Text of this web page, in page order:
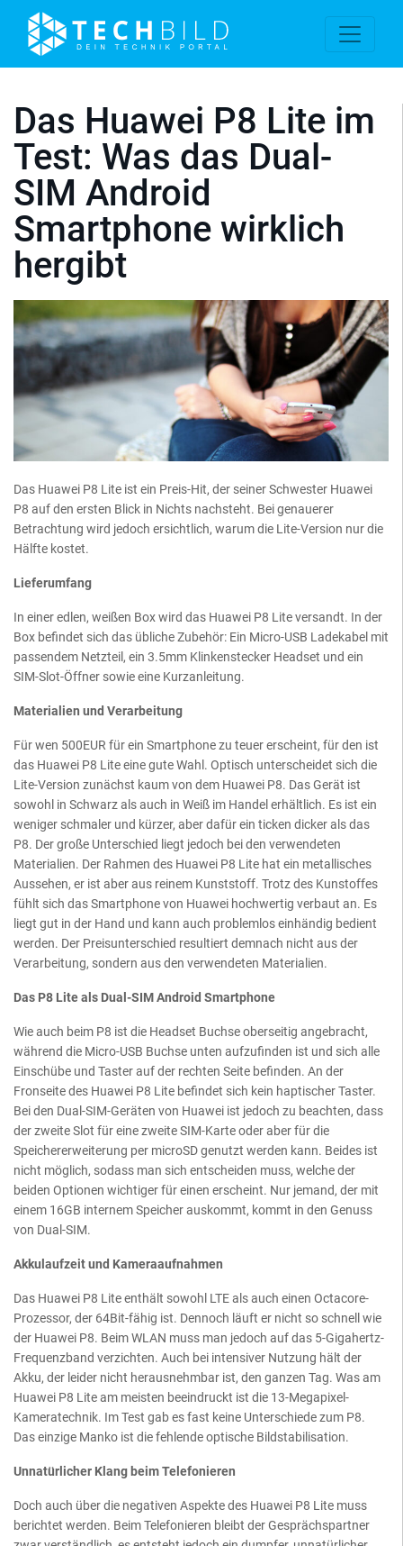
Das Huawei P8 Lite im
Test: Was das Dual-
SIM Android
Smartphone wirklich
hergibt
Das Huawei P8 Lite ist ein Preis-Hit, der seiner Schwester Huawei
P8 auf den ersten Blick in Nichts nachsteht. Bei genauerer
Betrachtung wird jedoch ersichtlich, warum die Lite-Version nur die
Hälfte kostet.
Lieferumfang
In einer edlen, weißen Box wird das Huawei P8 Lite versandt. In der
Box befindet sich das übliche Zubehör: Ein Micro-USB Ladekabel mit
passendem Netzteil, ein 3.5mm Klinkenstecker Headset und ein
SIM-Slot-Öffner sowie eine Kurzanleitung.
Materialien und Verarbeitung
Für wen 500EUR für ein Smartphone zu teuer erscheint, für den ist
das Huawei P8 Lite eine gute Wahl. Optisch unterscheidet sich die
Lite-Version zunächst kaum von dem Huawei P8. Das Gerät ist
sowohl in Schwarz als auch in Weiß im Handel erhältlich. Es ist ein
weniger schmaler und kürzer, aber dafür ein ticken dicker als das
P8. Der große Unterschied liegt jedoch bei den verwendeten
Materialien. Der Rahmen des Huawei P8 Lite hat ein metallisches
Aussehen, er ist aber aus reinem Kunststoff. Trotz des Kunstoffes
fühlt sich das Smartphone von Huawei hochwertig verbaut an. Es
liegt gut in der Hand und kann auch problemlos einhändig bedient
werden. Der Preisunterschied resultiert demnach nicht aus der
Verarbeitung, sondern aus den verwendeten Materialien.
Das P8 Lite als Dual-SIM Android Smartphone
Wie auch beim P8 ist die Headset Buchse oberseitig angebracht,
während die Micro-USB Buchse unten aufzufinden ist und sich alle
Einschübe und Taster auf der rechten Seite befinden. An der
Fronseite des Huawei P8 Lite befindet sich kein haptischer Taster.
Bei den Dual-SIM-Geräten von Huawei ist jedoch zu beachten, dass
der zweite Slot für eine zweite SIM-Karte oder aber für die
Speichererweiterung per microSD genutzt werden kann. Beides ist
nicht möglich, sodass man sich entscheiden muss, welche der
beiden Optionen wichtiger für einen erscheint. Nur jemand, der mit
einem 16GB internem Speicher auskommt, kommt in den Genuss
von Dual-SIM.
Akkulaufzeit und Kameraaufnahmen
Das Huawei P8 Lite enthält sowohl LTE als auch einen Octacore-
Prozessor, der 64Bit-fähig ist. Dennoch läuft er nicht so schnell wie
der Huawei P8. Beim WLAN muss man jedoch auf das 5-Gigahertz-
Frequenzband verzichten. Auch bei intensiver Nutzung hält der
Akku, der leider nicht herausnehmbar ist, den ganzen Tag. Was am
Huawei P8 Lite am meisten beeindruckt ist die 13-Megapixel-
Kameratechnik. Im Test gab es fast keine Unterschiede zum P8.
Das einzige Manko ist die fehlende optische Bildstabilisation.
Unnatürlicher Klang beim Telefonieren
Doch auch über die negativen Aspekte des Huawei P8 Lite muss
berichtet werden. Beim Telefonieren bleibt der Gesprächspartner